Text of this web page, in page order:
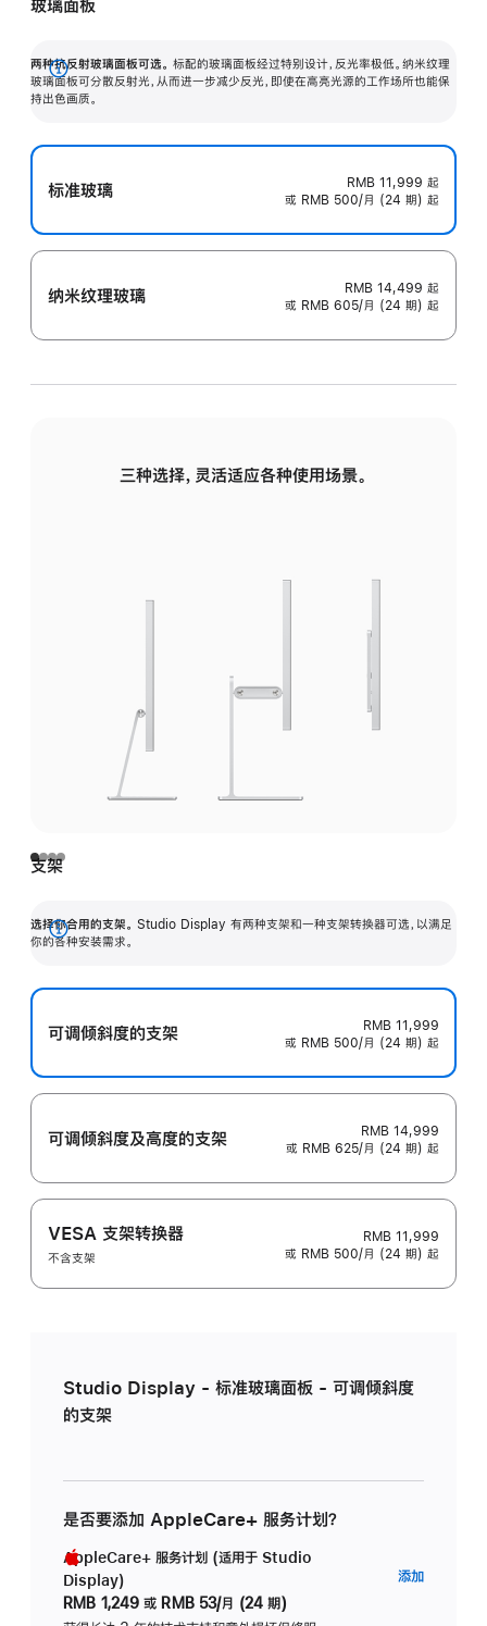
玻璃面板
两种抗反射玻璃面板可选。 标配的玻璃面板经过特别设计，反光率极低。纳米纹理
玻璃面板可分散反射光，从而进一步减少反光，即使在高亮光源的工作场所也能保
持出色画质。
展
开
标准玻璃 RMB 11,999 起
或 RMB 500/月 (24 期) 起
纳米纹理玻璃 RMB 14,499 起
或 RMB 605/月 (24 期) 起
三种选择，灵活适应各种使用场景。
支架
选择你合用的支架。 Studio Display 有两种支架和一种支架转换器可选，以满足
你的各种安装需求。
展
可调倾斜度的支架
RMB 11,999
或 RMB 500/月 (24 期) 起
可调倾斜度及高‍度的支‍架
RMB 14,999
或 RMB 625/月 (24 期) 起
VESA 支架转换器
不含支架
RMB 11,999
或 RMB 500/月 (24 期) 起
Studio Display - 标准玻璃面板 - 可调倾斜度
的支架
是否要添加 AppleCare+ 服务计划？
AppleCare+ 服务计划 (适用于 Studio
Display)
RMB 1,249 或 RMB 53/月 (24 期)
添加